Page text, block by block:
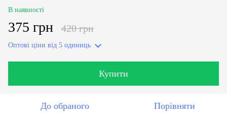
В наявності
375 грн 420 грн
Оптові ціни від 5 одиниць
Купити
До обраного Порівняти